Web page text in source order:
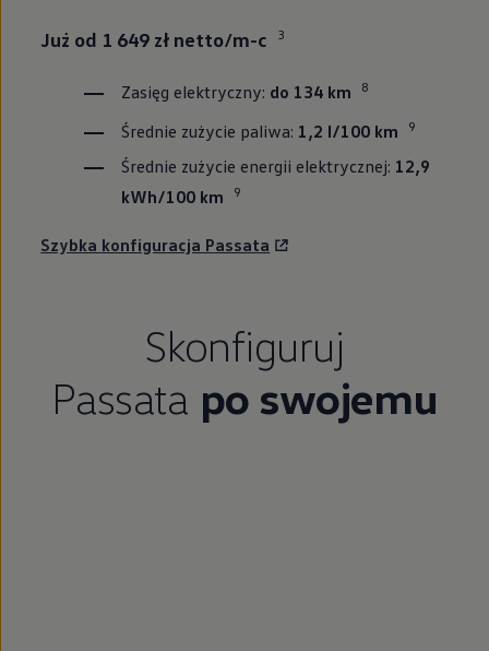
Już od 1 649 zł netto/m-c 3
Zasięg elektryczny: do 134 km 8
Średnie zużycie paliwa: 1,2 l/100 km 9
Średnie zużycie energii elektrycznej: 12,9
kWh/100 km
9
Szybka konfiguracja Passata
Skonfiguruj
Passata po swojemu